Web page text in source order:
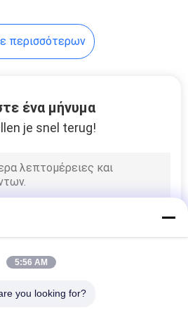
ζωνών
περισσότερων
ένα μήνυμα
je snel terug!
5:56 AM
you looking for?